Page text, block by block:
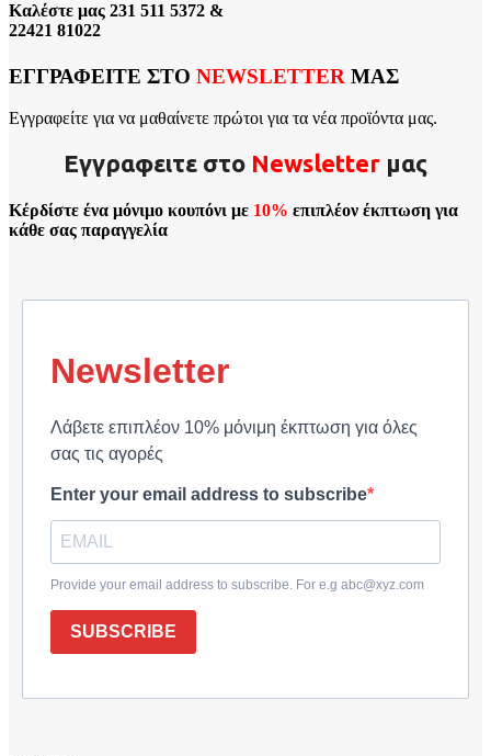
Καλέστε μας 231 511 5372 &
22421 81022
ΕΓΓΡΑΦΕΙΤΕ ΣΤΟ NEWSLETTER ΜΑΣ
Εγγραφείτε για να μαθαίνετε πρώτοι για τα νέα προϊόντα μας.
Εγγραφειτε στο Νewsletter μας
Κέρδίστε ένα μόνιμο κουπόνι με 10% επιπλέον έκπτωση για
κάθε σας παραγγελία
Newsletter
Λάβετε επιπλέον 10% μόνιμη έκπτωση για όλες
σας τις αγορές
Enter your email address to subscribe
Provide your email address to subscribe. For e.g abc@xyz.com
SUBSCRIBE